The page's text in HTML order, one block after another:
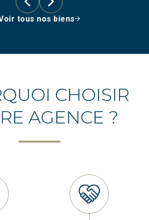
tous nos biens
CHOISIR
AGENCE ?